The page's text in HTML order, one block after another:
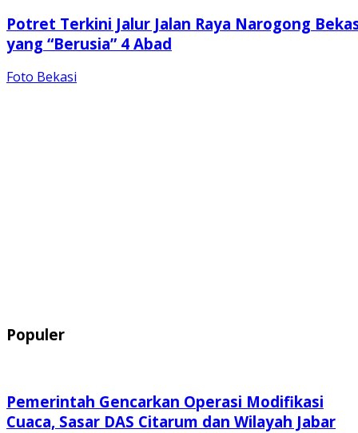
Potret Terkini Jalur Jalan Raya Narogong
yang “Berusia” 4 Abad
Foto Bekasi
Populer
Pemerintah Gencarkan Operasi Modifikasi
Cuaca, Sasar DAS Citarum dan Wilayah Jabar